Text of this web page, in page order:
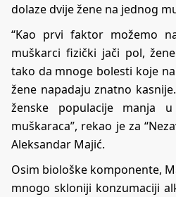
dolaze dvije žene na jednog
“Kao prvi faktor možemo
muškarci fizički jači pol,
tako da mnoge bolesti koje
žene napadaju znatno
ženske populacije manja
muškaraca”, rekao je za
Aleksandar Majić.
Osim biološke komponente,
mnogo skloniji konzumaciji